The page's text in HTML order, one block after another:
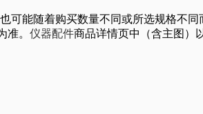
可能随着购买数量不同或所选规格不
。 仪器配件商品详情页中（含主图）